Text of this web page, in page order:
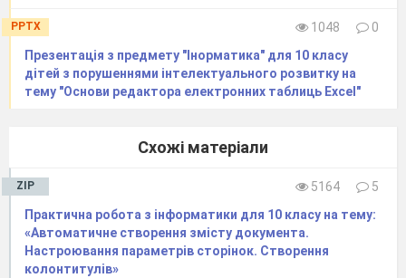
PPTX 1048
0
Презентація з предмету "Інорматика" для 10 класу
дітей з порушеннями інтелектуального розвитку на
тему "Основи редактора електронних таблиць Excel"
Схожі матеріали
ZIP 5164
5
Практична робота з інформатики для 10 класу на тему:
«Автоматичне створення змісту документа.
Настроювання параметрів сторінок. Створення
колонтитулів»